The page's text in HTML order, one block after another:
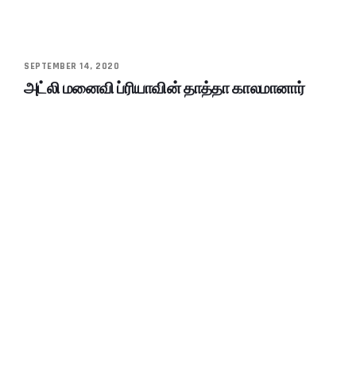
SEPTEMBER 14, 2020
அட்லி மனைவி ப்ரியாவின் தாத்தா காலமானார்